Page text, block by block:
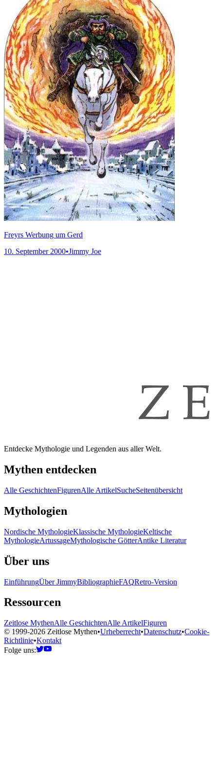
Freyrs Werbung um Gerd
10. September 2000•Jimmy Joe
Entdecke Mythologie und Legenden aus aller Welt.
Mythen entdecken
Alle GeschichtenFigurenAlle ArtikelSucheSeitenübersicht
Mythologien
Nordische MythologieKlassische MythologieKeltische
MythologieArtussageMythologische GötterAntike Literatur
Über uns
EinführungÜber JimmyBibliographieFAQRetro-Version
Ressourcen
Zeitlose MythenAlle GeschichtenAlle ArtikelFiguren
© 1999-2026 Zeitlose Mythen•Urheberrecht•Datenschutz•Cookie-
Richtlinie•Kontakt
Folge uns: